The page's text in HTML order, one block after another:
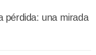
pérdida: una mirada